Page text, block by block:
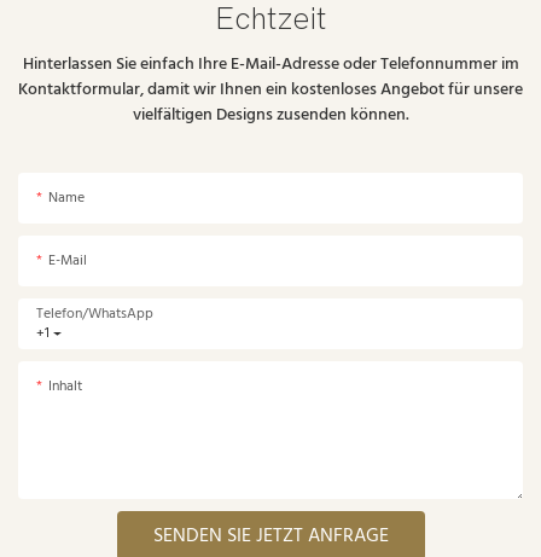
Echtzeit
Hinterlassen Sie einfach Ihre E-Mail-Adresse oder Telefonnummer im
Kontaktformular, damit wir Ihnen ein kostenloses Angebot für unsere
vielfältigen Designs zusenden können.
Name
E-Mail
+1
Telefon/WhatsApp
Inhalt
SENDEN SIE JETZT ANFRAGE